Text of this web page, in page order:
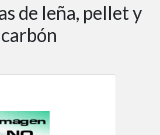
de leña, pellet y
carbón